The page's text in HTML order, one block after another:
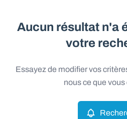
Aucun résultat n'a
votre
Essayez de modifier vos
nous ce que